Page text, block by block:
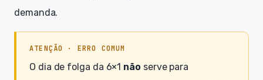
demanda.
ATENÇÃO · ERRO COMUM
O dia de folga da 6×1 não serve para